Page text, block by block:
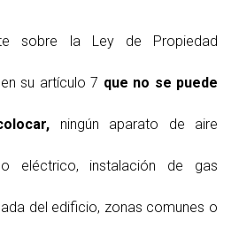
sobre la Ley de Propiedad
su artículo 7 que no se puede
ningún aparato de aire
eléctrico, instalación de gas
del edificio, zonas comunes o